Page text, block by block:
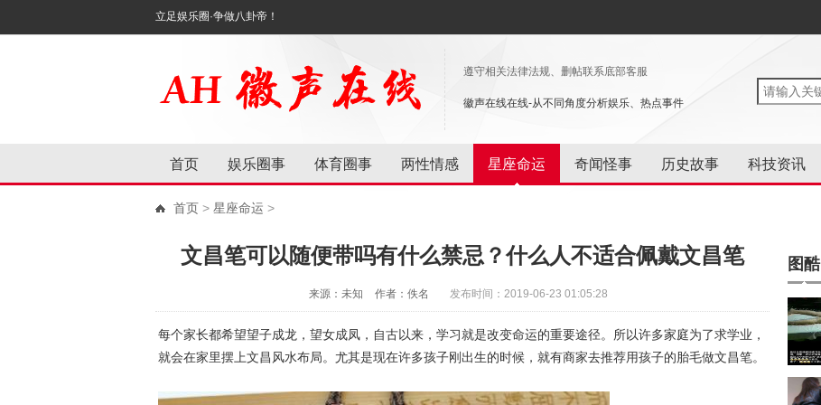
立足娱乐圈·争做八卦帝！
遵守相关法律法规、删帖联系底部客服
徽声在线在线-从不同角度分析娱乐、热点事件
首页 娱乐圈事 体育圈事 两性情感 星座命运 奇闻怪事 历史故事 科技资讯
首页 > 星座命运 >
文昌笔可以随便带吗有什么禁忌？什么人不适合佩戴文昌笔
来源：未知 作者：佚名 发布时间：2019-06-23 01:05:28
每个家长都希望望子成龙，望女成凤，自古以来，学习就是改变命运的重要途径。所以许多家庭为了求学业，
就会在家里摆上文昌风水布局。尤其是现在许多孩子刚出生的时候，就有商家去推荐用孩子的胎毛做文昌笔。
图酷